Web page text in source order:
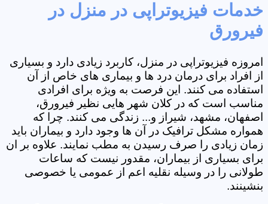
خدمات فیزیوتراپی در منزل در
فیرورق
امروزه فیزیوتراپی در منزل، کاربرد زیادی دارد و بسیاری
از افراد برای درمان درد ها و بیماری های خاص از آن
استفاده می کنند. این فرصت به ویژه برای افرادی
مناسب است که در کلان شهر هایی نظیر فیرورق،
اصفهان، مشهد، شیراز و... زندگی می کنند. چرا که
همواره مشکل ترافیک در آن ها وجود دارد و بیماران باید
زمان زیادی را صرف رسیدن به مطب نمایند. علاوه بر ان
برای بسیاری از بیماران، مقدور نیست که ساعات
طولانی را در وسیله نقلیه اعم از عمومی یا خصوصی
بنشینند.